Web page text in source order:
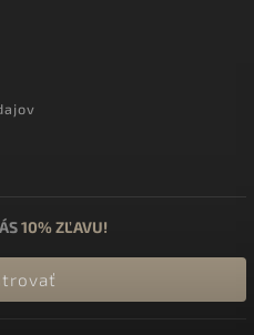
10% ZĽAVU!